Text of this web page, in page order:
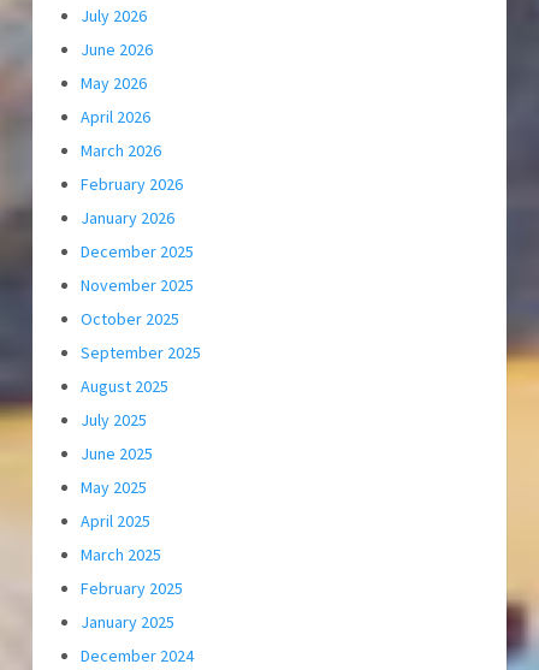
July 2026
June 2026
May 2026
April 2026
March 2026
February 2026
January 2026
December 2025
November 2025
October 2025
September 2025
August 2025
July 2025
June 2025
May 2025
April 2025
March 2025
February 2025
January 2025
December 2024